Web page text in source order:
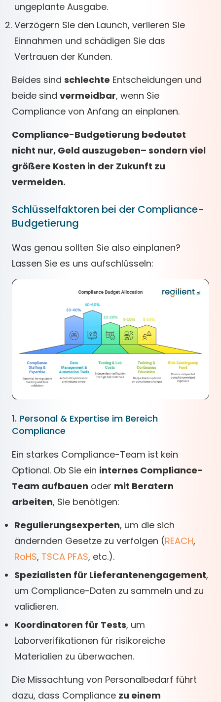
ungeplante Ausgabe.
Verzögern Sie den Launch, verlieren Sie
Einnahmen und schädigen Sie das
Vertrauen der Kunden.
Beides sind schlechte Entscheidungen und
beide sind vermeidbar, wenn Sie
Compliance von Anfang an einplanen.
Compliance-Budgetierung bedeutet
nicht nur, Geld auszugeben– sondern viel
größere Kosten in der Zukunft zu
vermeiden.
Schlüsselfaktoren bei der Compliance-
Budgetierung
Was genau sollten Sie also einplanen?
Lassen Sie es uns aufschlüsseln:
1. Personal & Expertise im Bereich
Compliance
Ein starkes Compliance-Team ist kein
Optional. Ob Sie ein internes Compliance-
Team aufbauen oder mit Beratern
arbeiten, Sie benötigen:
Regulierungsexperten, um die sich
ändernden Gesetze zu verfolgen (REACH,
RoHS, TSCA PFAS, etc.).
Spezialisten für Lieferantenengagement,
um Compliance-Daten zu sammeln und zu
validieren.
Koordinatoren für Tests, um
Laborverifikationen für risikoreiche
Materialien zu überwachen.
Die Missachtung von Personalbedarf führt
dazu, dass Compliance zu einem